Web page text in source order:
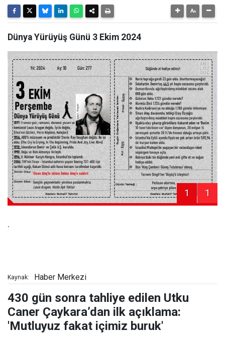
Dünya Yürüyüş Günü 3 Ekim 2024
1 1
.
Kaynak: Haber Merkezi
430 gün sonra tahliye edilen Utku
Caner Çaykara’dan ilk açıklama:
'Mutluyuz fakat içimiz buruk'